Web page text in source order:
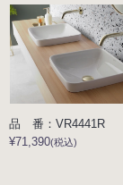
品 番：VR4441R
¥71,390(税込)